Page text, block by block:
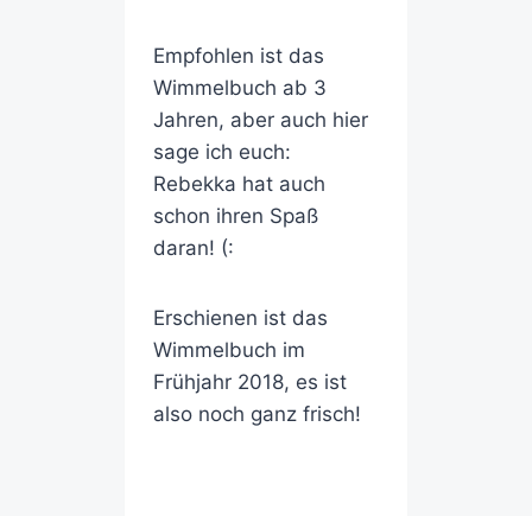
Empfohlen ist das
Wimmelbuch ab 3
Jahren, aber auch hier
sage ich euch:
Rebekka hat auch
schon ihren Spaß
daran! (:
Erschienen ist das
Wimmelbuch im
Frühjahr 2018, es ist
also noch ganz frisch!